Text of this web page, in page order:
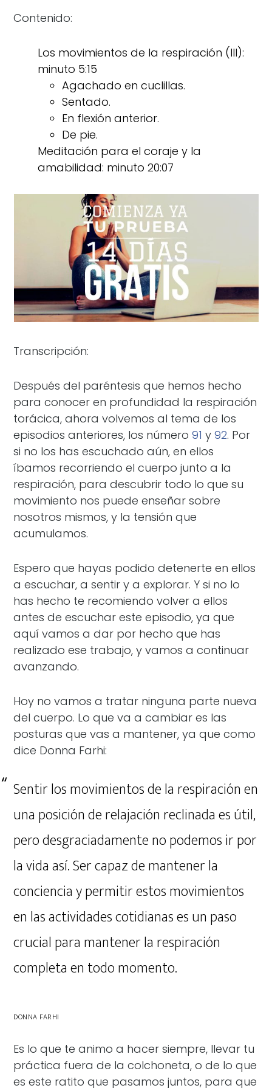
Contenido:
Los movimientos de la respiración (III):
minuto 5:15
Agachado en cuclillas.
Sentado.
En flexión anterior.
De pie.
Meditación para el coraje y la
amabilidad: minuto 20:07
Transcripción:
Después del paréntesis que hemos hecho
para conocer en profundidad la respiración
torácica, ahora volvemos al tema de los
episodios anteriores, los número91 y92. Por
si no los has escuchado aún, en ellos
íbamos recorriendo el cuerpo junto a la
respiración, para descubrir todo lo que su
movimiento nos puede enseñar sobre
nosotros mismos, y la tensión que
acumulamos.
Espero que hayas podido detenerte en ellos
a escuchar, a sentir y a explorar. Y si no lo
has hecho te recomiendo volver a ellos
antes de escuchar este episodio, ya que
aquí vamos a dar por hecho que has
realizado ese trabajo, y vamos a continuar
avanzando.
Hoy no vamos a tratar ninguna parte nueva
del cuerpo. Lo que va a cambiar es las
posturas que vas a mantener, ya que como
dice Donna Farhi:
Sentir los movimientos de la respiración en
una posición de relajación reclinada es útil,
pero desgraciadamente no podemos ir por
la vida así. Ser capaz de mantener la
conciencia y permitir estos movimientos
en las actividades cotidianas es un paso
crucial para mantener la respiración
completa en todo momento.
DONNA FARHI
Es lo que te animo a hacer siempre, llevar tu
práctica fuera de la colchoneta, o de lo que
es este ratito que pasamos juntos, para que